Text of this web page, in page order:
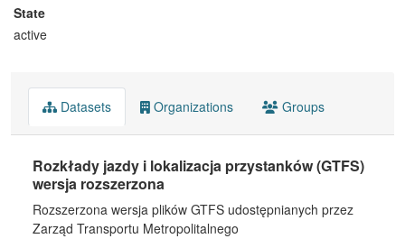
State
active
Datasets Organizations Groups
Rozkłady jazdy i lokalizacja przystanków (GTFS)
wersja rozszerzona
Rozszerzona wersja plików GTFS udostępnianych przez
Zarząd Transportu Metropolitalnego